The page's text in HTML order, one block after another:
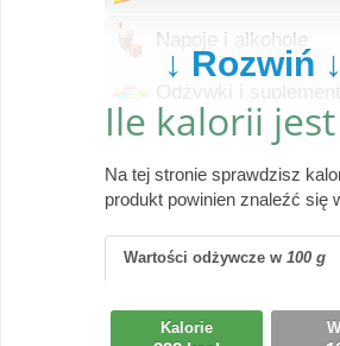
Wczytywanie
Napoje i alkohole
Wczytywanie
Wczytywanie
Wczytywanie
Pieczywo
Wczytywanie
Produkty gotowe
↓ Rozwiń ↓
Ile kalorii
Na tej stronie sprawdzisz
produkt powinien znaleźć się
Wartości odżywcze w 100 g
Kalorie